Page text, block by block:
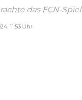
das FCN-
11:53 Uhr